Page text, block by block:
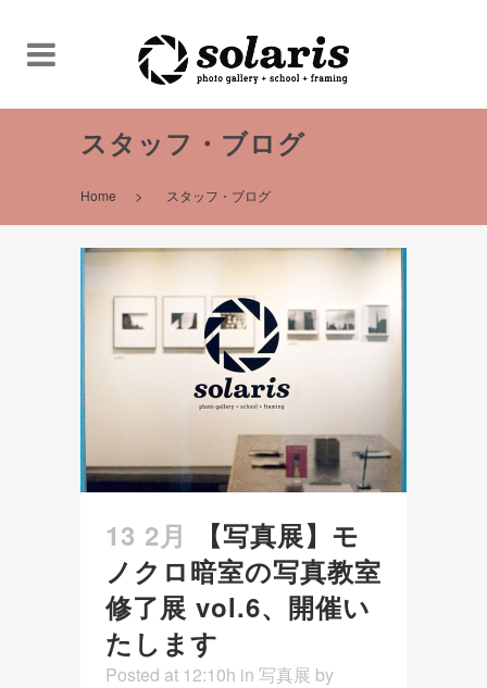
スタッフ・ブログ
Home > スタッフ・ブログ
13 2月
【写真展】モ
ノクロ暗室の写真教室
修了展 vol.6、開催い
たします
Posted at 12:10h in 写真展 by